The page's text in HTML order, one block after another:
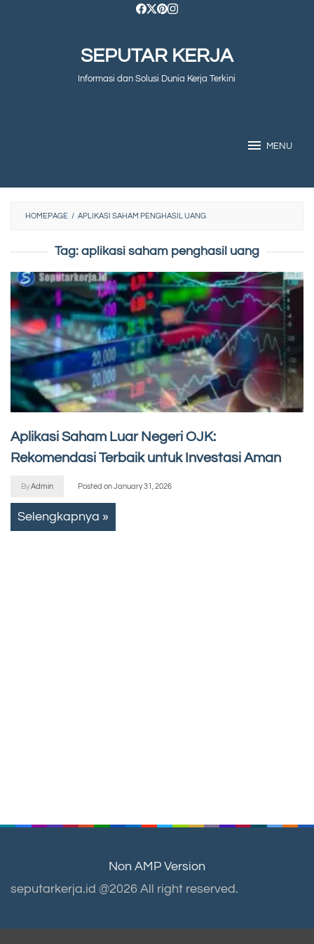
SEPUTAR KERJA
Informasi dan Solusi Dunia Kerja Terkini
MENU
HOMEPAGE / APLIKASI SAHAM PENGHASIL UANG
Tag: aplikasi saham penghasil uang
Aplikasi Saham Luar Negeri OJK:
Rekomendasi Terbaik untuk Investasi Aman
ByAdmin Posted onJanuary 31, 2026
Selengkapnya »
Non AMP Version
seputarkerja.id @2026 All right reserved.